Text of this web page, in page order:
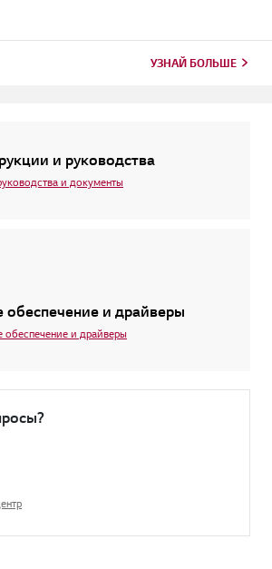
УЗНАЙ БОЛЬШЕ
и руководства
и документы
и драйверы
обеспечение и драйверы